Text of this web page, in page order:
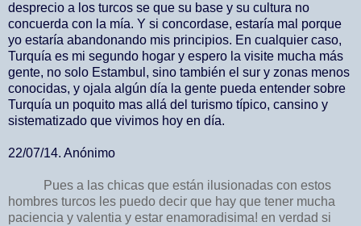
desprecio a los turcos se que su base y su cultura no
concuerda con la mía. Y si concordase, estaría mal porque
yo estaría abandonando mis principios. En cualquier caso,
Turquía es mi segundo hogar y espero la visite mucha más
gente, no solo Estambul, sino también el sur y zonas menos
conocidas, y ojala algún día la gente pueda entender sobre
Turquía un poquito mas allá del turismo típico, cansino y
sistematizado que vivimos hoy en día.
22/07/14. Anónimo
Pues a las chicas que están ilusionadas con estos
hombres turcos les puedo decir que hay que tener mucha
paciencia y valentia y estar enamoradisima! en verdad si